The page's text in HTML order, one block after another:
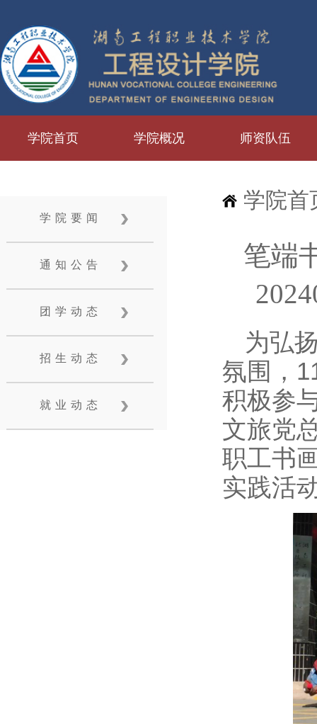
学院首页 学院概况 师资队伍
学院要闻
通知公告
团学动态
招生动态
就业动态
学院首
笔端
为弘
氛围，
积极参
文旅党
职工书
实践活